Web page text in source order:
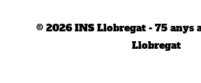
© 2026INS Llobregat - 75 anys
Llobregat